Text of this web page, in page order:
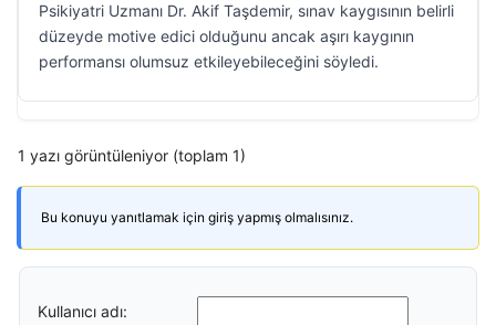
Psikiyatri Uzmanı Dr. Akif Taşdemir, sınav kaygısının belirli
düzeyde motive edici olduğunu ancak aşırı kaygının
performansı olumsuz etkileyebileceğini söyledi.
1 yazı görüntüleniyor (toplam 1)
Bu konuyu yanıtlamak için giriş yapmış olmalısınız.
Kullanıcı adı: